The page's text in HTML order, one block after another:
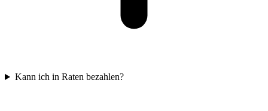
Kann ich in Raten bezahlen?